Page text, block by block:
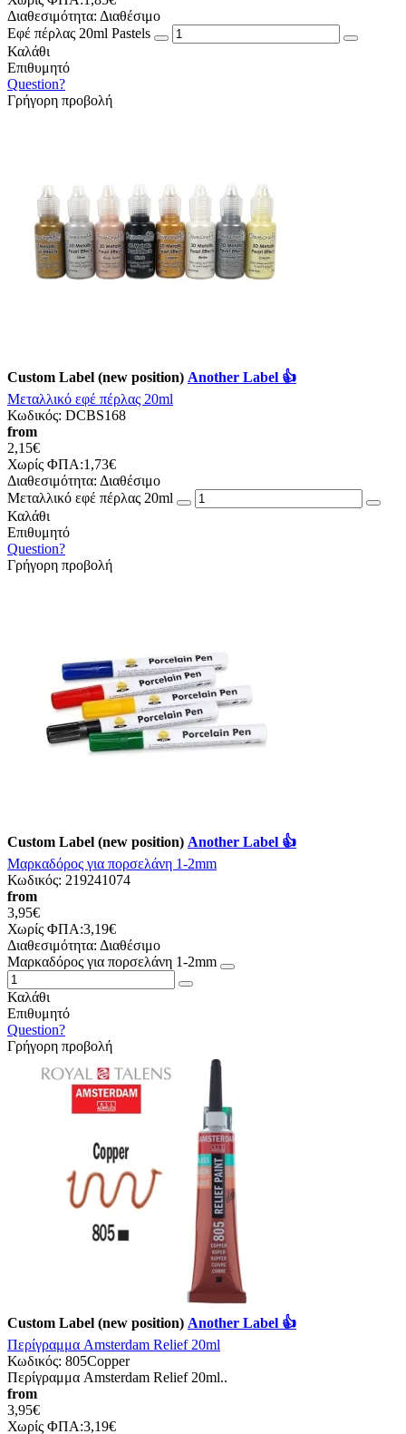
Διαθεσιμότητα: Διαθέσιμο
Εφέ πέρλας 20ml Pastels
Καλάθι
Επιθυμητό
Question?
Γρήγορη προβολή
Custom Label (new position) Another Label 👍
Μεταλλικό εφέ πέρλας 20ml
Κωδικός: DCBS168
from
2,15€
Χωρίς ΦΠΑ:1,73€
Διαθεσιμότητα: Διαθέσιμο
Μεταλλικό εφέ πέρλας 20ml
Καλάθι
Επιθυμητό
Question?
Γρήγορη προβολή
Custom Label (new position) Another Label 👍
Μαρκαδόρος για πορσελάνη 1-2mm
Κωδικός: 219241074
from
3,95€
Χωρίς ΦΠΑ:3,19€
Διαθεσιμότητα: Διαθέσιμο
Μαρκαδόρος για πορσελάνη 1-2mm
Καλάθι
Επιθυμητό
Question?
Γρήγορη προβολή
Custom Label (new position) Another Label 👍
Περίγραμμα Amsterdam Relief 20ml
Κωδικός: 805Copper
Περίγραμμα Amsterdam Relief 20ml..
from
3,95€
Χωρίς ΦΠΑ:3,19€